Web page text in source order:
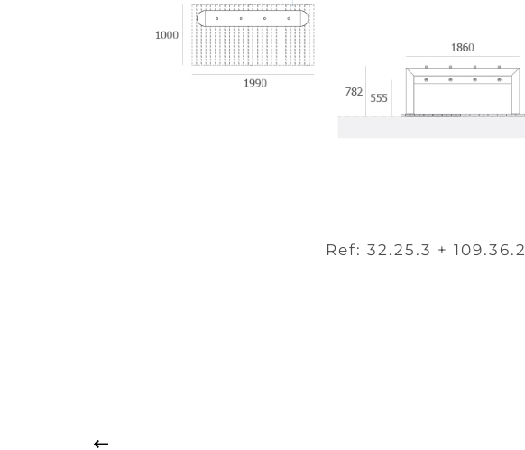
Ref: 32.25.3 + 109.36.2